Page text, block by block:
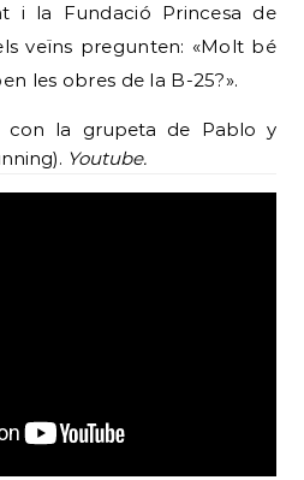
i la Fundació Princesa de
veïns pregunten: «Molt bé
les obres de la B-25?».
con la grupeta de Pablo y
Youtube.